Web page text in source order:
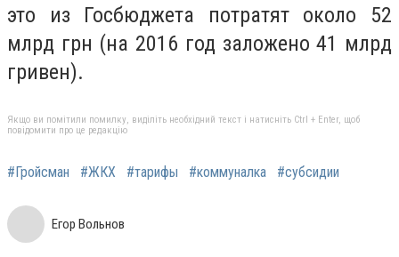
это из Госбюджета потратят около 52
млрд грн (на 2016 год заложено 41 млрд
гривен).
Якщо ви помітили помилку, виділіть необхідний текст і натисніть Ctrl + Enter, щоб
повідомити про це редакцію
#Гройсман #ЖКХ #тарифы #коммуналка #субсидии
Егор Вольнов